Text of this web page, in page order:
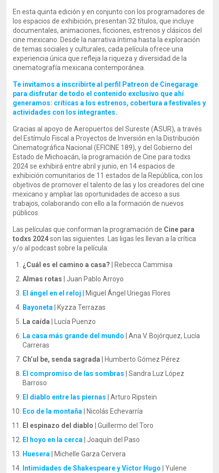
En esta quinta edición y en conjunto con los programadores de
los espacios de exhibición, presentan 32 títulos, que incluye
documentales, animaciones, ficciones, estrenos y clásicos del
cine mexicano. Desde la narrativa íntima hasta la exploración
de temas sociales y culturales, cada película ofrece una
experiencia única que refleja la riqueza y diversidad de la
cinematografía mexicana contemporánea.
Te invitamos a inscribirte al perfil Patreon de Cinegarage
para disfrutar de todo el contenido exclusivo que ahí
generamos: críticas a los estrenos, cobertura a festivales y
actividades con los integrantes.
Gracias al apoyo de Aeropuertos del Sureste (ASUR), a través
del Estímulo Fiscal a Proyectos de Inversión en la Distribución
Cinematográfica Nacional (EFICINE 189), y del Gobierno del
Estado de Michoacán, la programación de Cine para todxs
2024 se exhibirá entre abril y junio, en 14 espacios de
exhibición comunitarios de 11 estados de la República, con los
objetivos de promover el talento de las y los creadores del cine
mexicano y ampliar las oportunidades de acceso a sus
trabajos, colaborando con ello a la formación de nuevos
públicos.
Las películas que conforman la programación de Cine para
todxs 2024son las siguientes. Las ligas les llevan a la crítica
y/o al podcast sobre la película:
¿Cuál es el camino a casa?
| Rebecca Cammisa
Almas rotas | Juan Pablo Arroyo
El ángel en el reloj | Miguel Ángel Uriegas Flores
Bayoneta
| Kyzza Terrazas
La caída | Lucía Puenzo
La casa más grande del mundo | Ana V. Bojórquez, Lucía
Carreras
Ch’ul be, senda sagrada | Humberto Gómez Pérez
El compromiso de las sombras | Sandra Luz López
Barroso
El diablo entre las piernas | Arturo Ripstein
Eco de la montaña | Nicolás Echevarría
El espinazo del diablo | Guillermo del Toro
El hoyo en la cerca | Joaquín del Paso
Huesera | Michelle Garza Cervera
Intimidades de Shakespeare y Víctor Hugo | Yulene